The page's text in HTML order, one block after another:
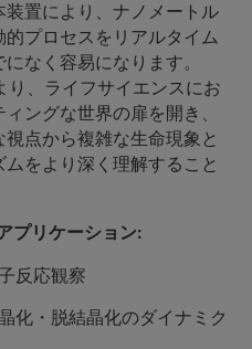
置により、ナノメートル
プロセスをリアルタイム
なく容易になります。
り、ライフサイエンスにお
ングな世界の扉を開き、
点から複雑な生命現象と
をより深く理解すること
プリケーション:
反応観察
化・脱結晶化のダイナミク